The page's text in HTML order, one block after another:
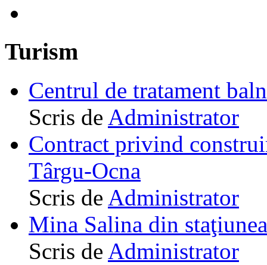
Turism
Centrul de tratament
Scris de Administrator
Contract privind
Târgu-Ocna
Scris de Administrator
Mina Salina din
Scris de Administrator